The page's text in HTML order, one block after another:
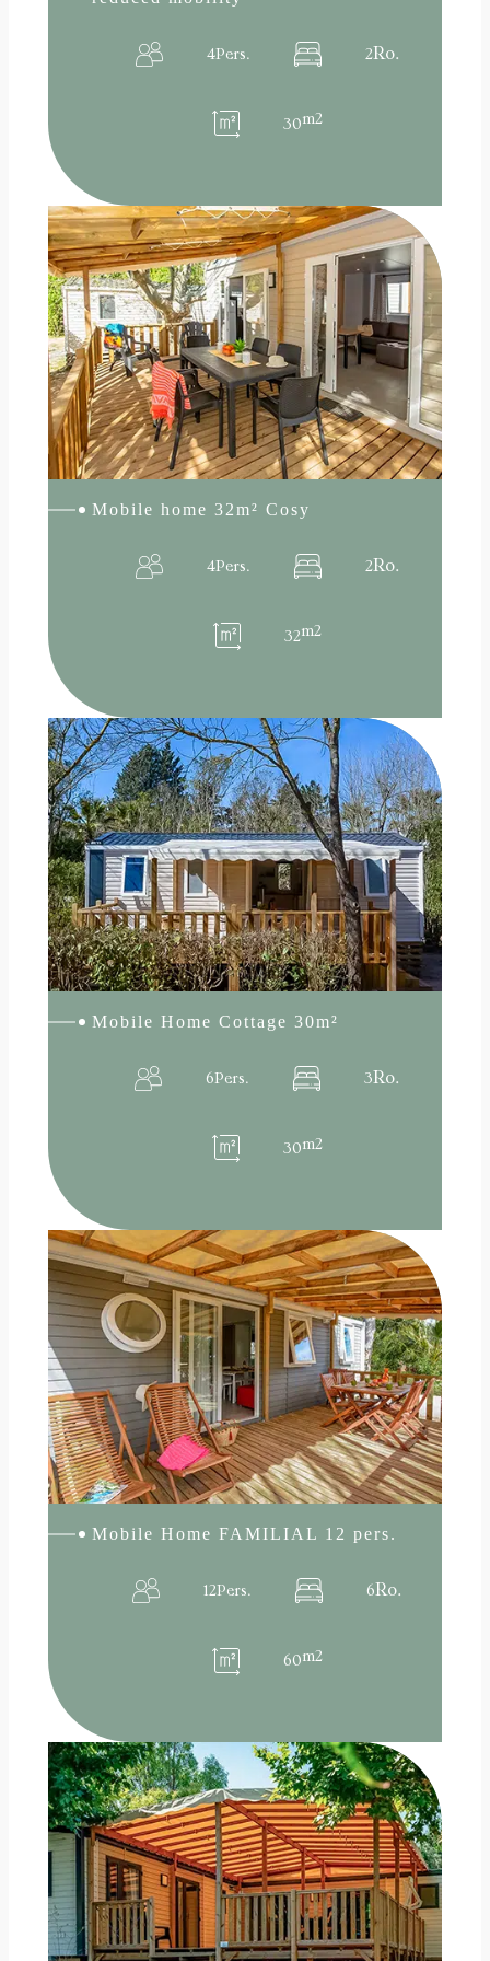
4Pers. 2Ro.
30m2
Mobile home 32m² Cosy
4Pers. 2Ro.
32m2
Read more:
Mobile
home
32m²
Cosy
Mobile Home Cottage 30m²
6Pers. 3Ro.
30m2
Read more:
Mobile
home
COTTAGE
30m²
Mobile Home FAMILIAL 12 pers.
12Pers. 6Ro.
60m2
Read more
Mobile
Home
FAMILIAL
12
pers.
Read more:
Mobile
home
FAMILIAL
8
PERSONS